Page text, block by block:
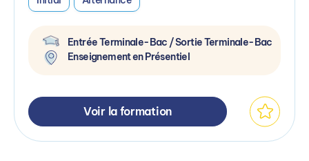
Entrée Terminale-Bac / Sortie Terminale-Bac
Enseignement en Présentiel
Voir la formation